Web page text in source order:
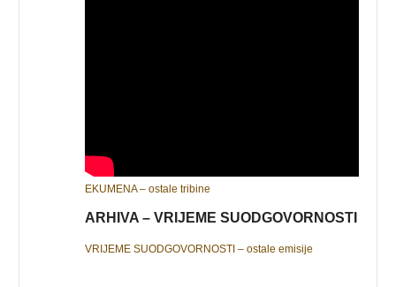
EKUMENA – ostale tribine
ARHIVA – VRIJEME SUODGOVORNOSTI
VRIJEME SUODGOVORNOSTI – ostale emisije